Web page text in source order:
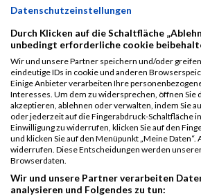
2025
weiblich
2025
Teamwertung
mixed
Legende:
GPos = Geschlechter Position, KPos =
Team Position, DNS = Did not start, DNF =
Disqualifiziert
Datenschutzeinstellungen
Durch Klicken auf die Schaltfläche
unbedingt erforderliche cookie
Wir und unsere Partner speichern und/oder
eindeutige IDs in cookie und anderen
Einige Anbieter verarbeiten Ihre
Interesses. Um dem zu widersprechen, öffnen Sie
akzeptieren, ablehnen oder verwalten, indem Sie
oder jederzeit auf die Fingerabdruck-Schaltfläche
Einwilligung zu widerrufen, klicken Sie auf den
und klicken Sie auf den Menüpunkt „Meine
widerrufen. Diese Entscheidungen werden
Browserdaten.
Wir und unsere Partner verarbeiten
analysieren und Folgendes zu tun: